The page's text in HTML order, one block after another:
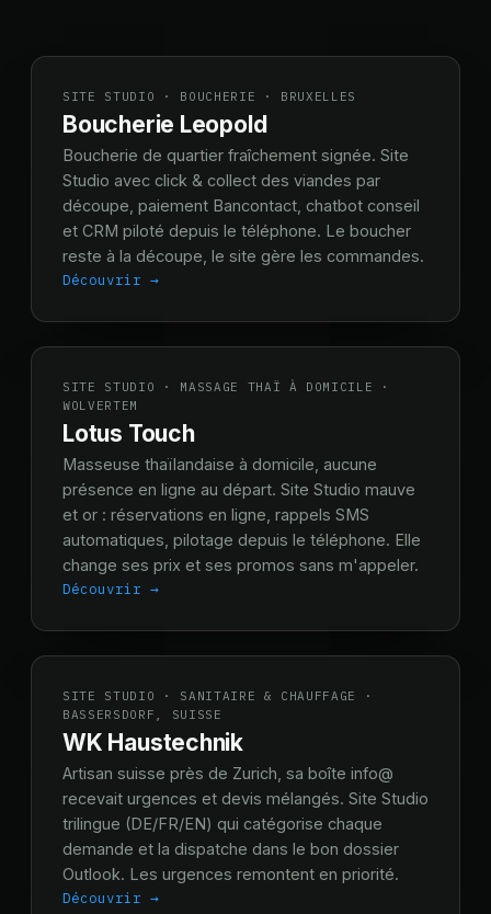
SITE STUDIO · BOUCHERIE · BRUXELLES
Boucherie Leopold
Boucherie de quartier fraîchement signée. Site
Studio avec click & collect des viandes par
découpe, paiement Bancontact, chatbot conseil
et CRM piloté depuis le téléphone. Le boucher
reste à la découpe, le site gère les commandes.
Découvrir →
SITE STUDIO · MASSAGE THAÏ À DOMICILE ·
WOLVERTEM
Lotus Touch
Masseuse thaïlandaise à domicile, aucune
présence en ligne au départ. Site Studio mauve
et or : réservations en ligne, rappels SMS
automatiques, pilotage depuis le téléphone. Elle
change ses prix et ses promos sans m'appeler.
Découvrir →
SITE STUDIO · SANITAIRE & CHAUFFAGE ·
BASSERSDORF, SUISSE
WK Haustechnik
Artisan suisse près de Zurich, sa boîte info@
recevait urgences et devis mélangés. Site Studio
trilingue (DE/FR/EN) qui catégorise chaque
demande et la dispatche dans le bon dossier
Outlook. Les urgences remontent en priorité.
Découvrir →